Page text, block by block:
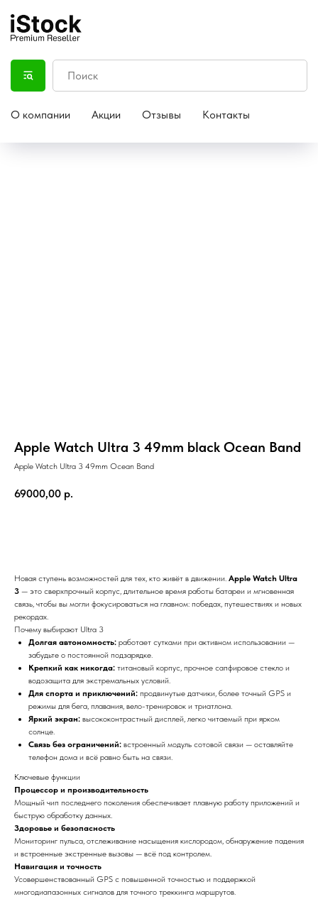
О компании Акции Отзывы Контакты
Apple Watch Ultra 3 49mm black Ocean Band
Apple Watch Ultra 3 49mm Ocean Band
69000,00 р.
Новая ступень возможностей для тех, кто живёт в движении. Apple Watch Ultra
3 — это сверхпрочный корпус, длительное время работы батареи и мгновенная
связь, чтобы вы могли фокусироваться на главном: победах, путешествиях и новых
рекордах.
Почему выбирают Ultra 3
Долгая автономность: работает сутками при активном использовании —
забудьте о постоянной подзарядке.
Крепкий как никогда: титановый корпус, прочное сапфировое стекло и
водозащита для экстремальных условий.
Для спорта и приключений: продвинутые датчики, более точный GPS и
режимы для бега, плавания, вело-тренировок и триатлона.
Яркий экран: высококонтрастный дисплей, легко читаемый при ярком
солнце.
Связь без ограничений: встроенный модуль сотовой связи — оставляйте
телефон дома и всё равно быть на связи.
Ключевые функции
Процессор и производительность
Мощный чип последнего поколения обеспечивает плавную работу приложений и
быструю обработку данных.
Здоровье и безопасность
Мониторинг пульса, отслеживание насыщения кислородом, обнаружение падения
и встроенные экстренные вызовы — всё под контролем.
Навигация и точность
Усовершенствованный GPS с повышенной точностью и поддержкой
многодиапазонных сигналов для точного треккинга маршрутов.